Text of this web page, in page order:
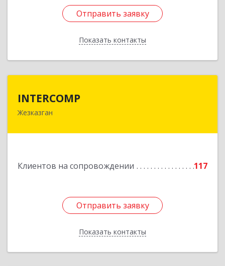
Отправить заявку
Показать контакты
Отправить заявку
Назад
INTERCOMP
Жезказган
Клиентов на сопровождении 117
Отправить заявку
Показать контакты
100600, Республика Казахстан, Карагандинская
Отправить заявку
Назад